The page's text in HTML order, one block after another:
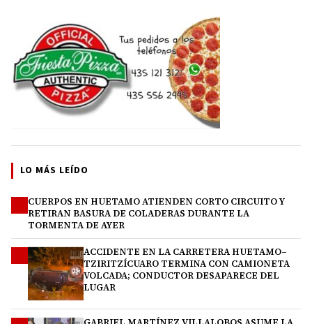
LO MÁS LEÍDO
CUERPOS EN HUETAMO ATIENDEN CORTO CIRCUITO Y
RETIRAN BASURA DE COLADERAS DURANTE LA
TORMENTA DE AYER
ACCIDENTE EN LA CARRETERA HUETAMO–
TZIRITZÍCUARO TERMINA CON CAMIONETA
VOLCADA; CONDUCTOR DESAPARECE DEL
LUGAR